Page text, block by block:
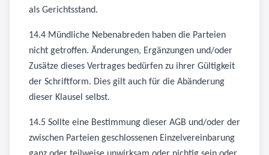
als Gerichtsstand.
14.4 Mündliche Nebenabreden haben die Parteien
nicht getroffen. Änderungen, Ergänzungen und/oder
Zusätze dieses Vertrages bedürfen zu ihrer Gültigkeit
der Schriftform. Dies gilt auch für die Abänderung
dieser Klausel selbst.
14.5 Sollte eine Bestimmung dieser AGB und/oder der
zwischen Parteien geschlossenen Einzelvereinbarung